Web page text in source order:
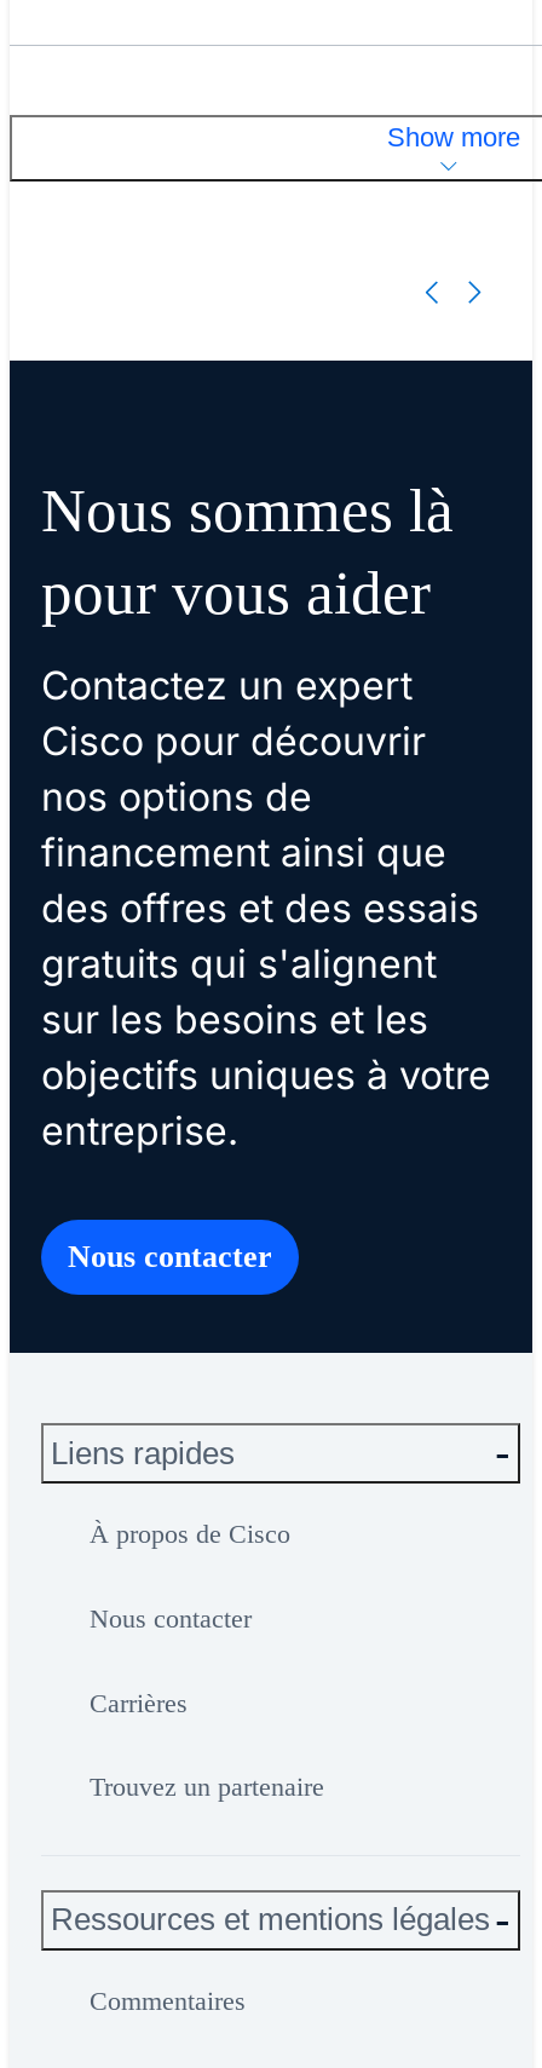
Show more
Nous sommes là
pour vous aider
Contactez un expert
Cisco pour découvrir
nos options de
financement ainsi que
des offres et des essais
gratuits qui s'alignent
sur les besoins et les
objectifs uniques à votre
entreprise.
Nous contacter
Liens rapides
À propos de Cisco
Nous contacter
Carrières
Trouvez un partenaire
Ressources et mentions légales
Commentaires